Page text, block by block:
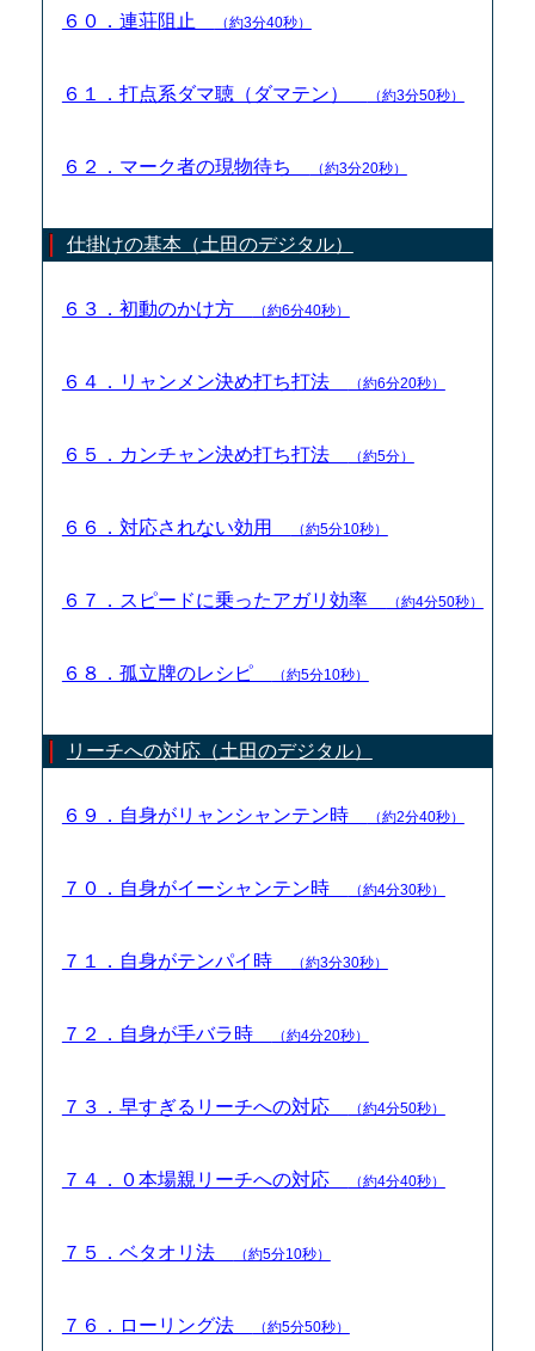
６０．連荘阻止 （約3分40秒）
６１．打点系ダマ聴（ダマテン） （約3分50秒）
６２．マーク者の現物待ち （約3分20秒）
仕掛けの基本（土田のデジタル）
６３．初動のかけ方 （約6分40秒）
６４．リャンメン決め打ち打法 （約6分20秒）
６５．カンチャン決め打ち打法 （約5分）
６６．対応されない効用 （約5分10秒）
６７．スピードに乗ったアガリ効率 （約4分50秒）
６８．孤立牌のレシピ （約5分10秒）
リーチへの対応（土田のデジタル）
６９．自身がリャンシャンテン時 （約2分40秒）
７０．自身がイーシャンテン時 （約4分30秒）
７１．自身がテンパイ時 （約3分30秒）
７２．自身が手バラ時 （約4分20秒）
７３．早すぎるリーチへの対応 （約4分50秒）
７４．０本場親リーチへの対応 （約4分40秒）
７５．ベタオリ法 （約5分10秒）
７６．ローリング法 （約5分50秒）